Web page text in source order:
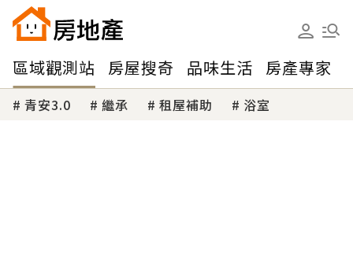
區域觀測站 房屋搜奇 品味生活 房產專家
青安3.0 繼承 租屋補助 浴室